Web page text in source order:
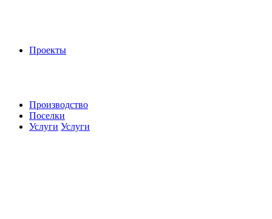
Проекты
Производство
Поселки
Услуги Услуги